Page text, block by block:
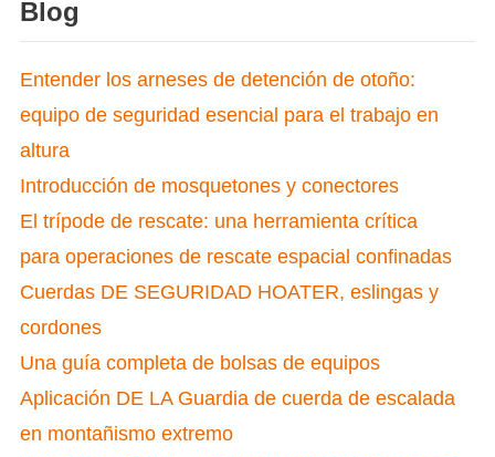
Blog
Entender los arneses de detención de otoño:
equipo de seguridad esencial para el trabajo en
altura
Introducción de mosquetones y conectores
El trípode de rescate: una herramienta crítica
para operaciones de rescate espacial confinadas
Cuerdas DE SEGURIDAD HOATER, eslingas y
cordones
Una guía completa de bolsas de equipos
Aplicación DE LA Guardia de cuerda de escalada
en montañismo extremo